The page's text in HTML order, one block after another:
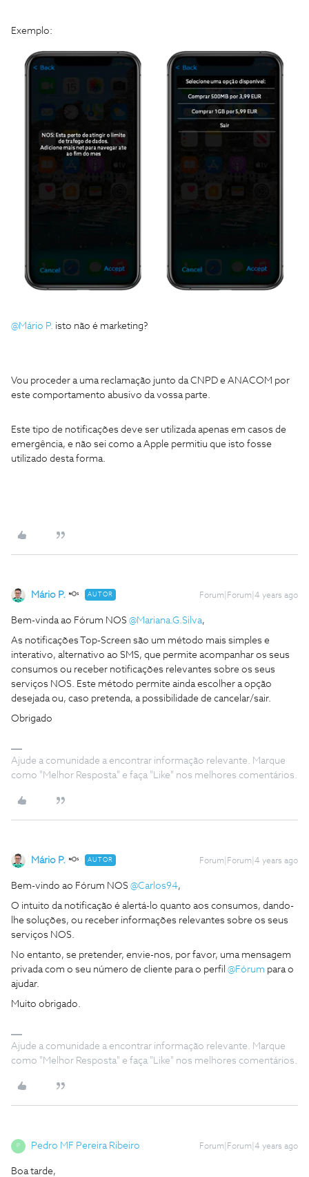
Exemplo:
@Mário P. isto não é marketing?
Vou proceder a uma reclamação junto da CNPD e ANACOM por
este comportamento abusivo da vossa parte.
Este tipo de notificações deve ser utilizada apenas em casos de
emergência, e não sei como a Apple permitiu que isto fosse
utilizado desta forma.
Mário P. AUTOR Forum|Forum|4 years ago
Bem-vinda ao Fórum NOS @Mariana.G.Silva,
As notificações Top-Screen são um método mais simples e
interativo, alternativo ao SMS, que permite acompanhar os seus
consumos ou receber notificações relevantes sobre os seus
serviços NOS. Este método permite ainda escolher a opção
desejada ou, caso pretenda, a possibilidade de cancelar/sair.
Obrigado
Ajude a comunidade a encontrar informação relevante. Marque
como "Melhor Resposta" e faça "Like" nos melhores comentários.
Mário P. AUTOR Forum|Forum|4 years ago
Bem-vindo ao Fórum NOS @Carlos94,
O intuito da notificação é alertá-lo quanto aos consumos, dando-
lhe soluções, ou receber informações relevantes sobre os seus
serviços NOS.
No entanto, se pretender, envie-nos, por favor, uma mensagem
privada com o seu número de cliente para o perfil @Fórum para o
ajudar.
Muito obrigado.
Ajude a comunidade a encontrar informação relevante. Marque
como "Melhor Resposta" e faça "Like" nos melhores comentários.
P Pedro MF Pereira Ribeiro Forum|Forum|4 years ago
Boa tarde,